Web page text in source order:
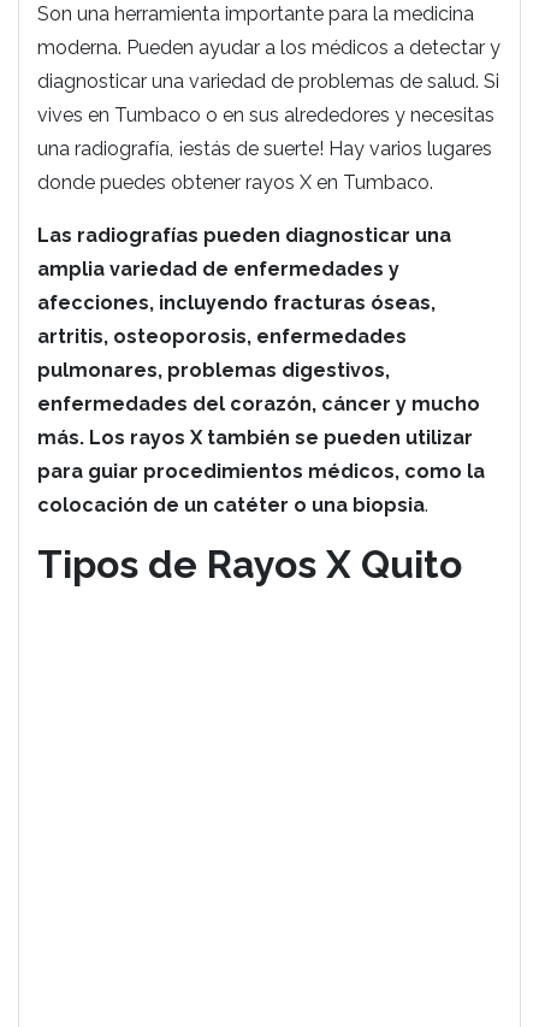
Son una herramienta importante para la medicina
moderna. Pueden ayudar a los médicos a detectar y
diagnosticar una variedad de problemas de salud. Si
vives en Tumbaco o en sus alrededores y necesitas
una radiografía, ¡estás de suerte! Hay varios lugares
donde puedes obtener rayos X en Tumbaco.
Las radiografías pueden diagnosticar una
amplia variedad de enfermedades y
afecciones, incluyendo fracturas óseas,
artritis, osteoporosis, enfermedades
pulmonares, problemas digestivos,
enfermedades del corazón, cáncer y mucho
más. Los rayos X también se pueden utilizar
para guiar procedimientos médicos, como la
colocación de un catéter o una biopsia.
Tipos de Rayos X Quito